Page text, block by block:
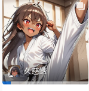
久慈透